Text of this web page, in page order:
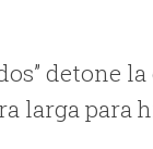
detone
larga para